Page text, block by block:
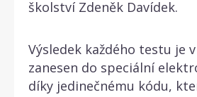
školství Zdeněk Davídek.
Výsledek každého testu je
zanesen do speciální
díky jedinečnému kódu,